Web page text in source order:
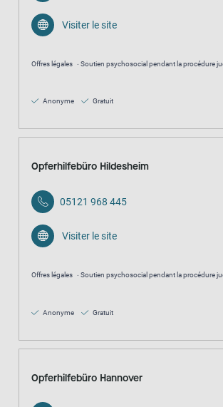
Visiter le site
Offres légales Soutien psychosocial pendant la procédure
Anonyme Gratuit
Opferhilfebüro Hildesheim
05121 968 445
Visiter le site
Offres légales Soutien psychosocial pendant la procédure
Anonyme Gratuit
Opferhilfebüro Hannover